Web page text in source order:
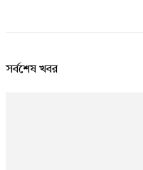
সর্বশেষ খবর